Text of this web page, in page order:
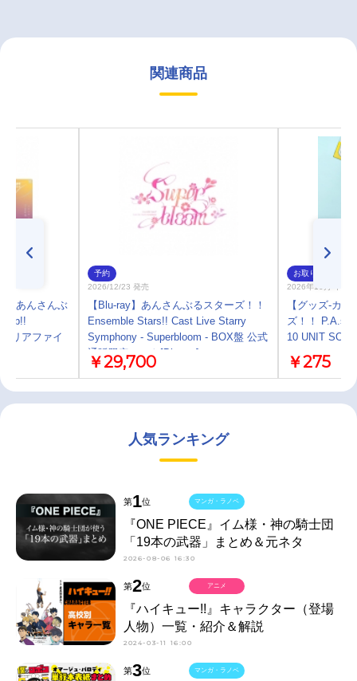
関連商品
】あんさんぶ
up!!
リアファイ
予約
2026/12/23 発売
【Blu-ray】あんさんぶるスターズ！！
Ensemble Stars!! Cast Live Starry
Symphony - Superbloom - BOX盤 公式
通販限定セット[Blu-ray]
￥29,700
お取り寄せ
2026年10月 中 発
【グッズ-カ
ズ！！
10 UNIT
￥275
人気ランキング
第1位
『ONE PIECE』イム様・神の騎士団
「19本の武器」まとめ＆元ネタ
2026-08-06 16:30
マンガ・ラノベ
第2位
『ハイキュー!!』キャラクター（登場
人物）一覧・紹介＆解説
2024-03-11 16:00
アニメ
第3位 マンガ・ラノベ